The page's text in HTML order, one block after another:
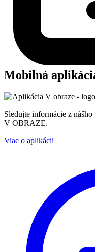
Mobilná
Sledujte informácie z
V OBRAZE.
Viac o aplikácii